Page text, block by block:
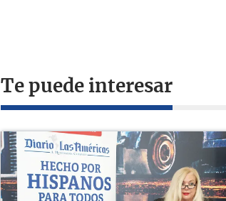
Te puede interesar